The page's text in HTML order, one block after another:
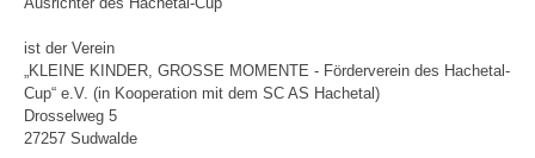
ist der Verein
„KLEINE KINDER, GROSSE MOMENTE - Förderverein des Hachetal-
Cup“ e.V. (in Kooperation mit dem SC AS Hachetal)
Drosselweg 5
27257 Sudwalde